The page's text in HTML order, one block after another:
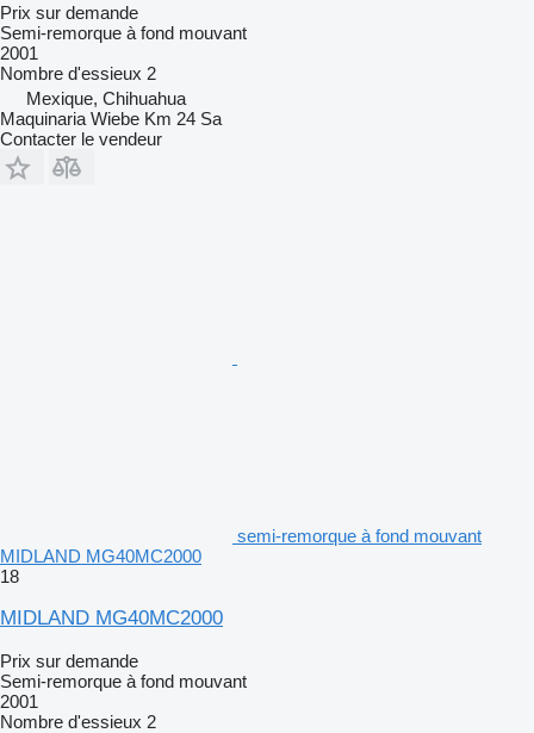
Prix sur demande
Semi-remorque à fond mouvant
2001
Nombre d'essieux 2
Mexique, Chihuahua
Maquinaria Wiebe Km 24 Sa
Contacter le vendeur
semi-remorque à fond mouvant
MIDLAND MG40MC2000
18
MIDLAND MG40MC2000
Prix sur demande
Semi-remorque à fond mouvant
2001
Nombre d'essieux 2